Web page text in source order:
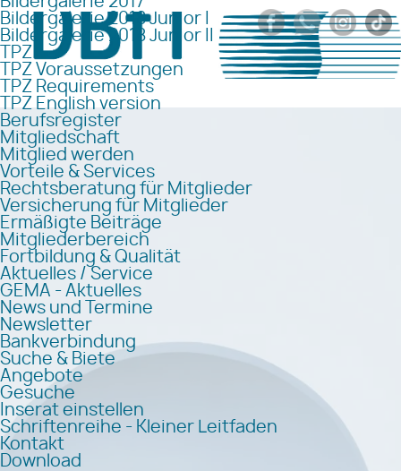
Bildergalerie 2018 Junior I
Bildergalerie 2018 Junior II
TPZ
TPZ Voraussetzungen
TPZ Requirements
TPZ English version
Berufsregister
Mitgliedschaft
Mitglied werden
Vorteile & Services
Rechtsberatung für Mitglieder
Versicherung für Mitglieder
Ermäßigte Beiträge
Mitgliederbereich
Fortbildung & Qualität
Aktuelles / Service
GEMA - Aktuelles
News und Termine
Newsletter
Bankverbindung
Suche & Biete
Angebote
Gesuche
Inserat einstellen
Schriftenreihe - Kleiner Leitfaden
Kontakt
Download